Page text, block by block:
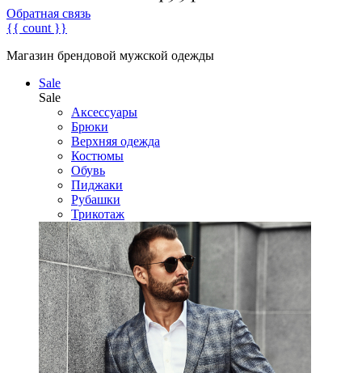
Обратная связь
{{ count }}
Магазин брендовой мужской одежды
Sale
Sale
Аксессуары
Брюки
Верхняя одежда
Костюмы
Обувь
Пиджаки
Рубашки
Трикотаж